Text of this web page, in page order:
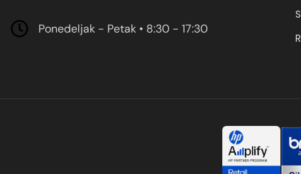
Ponedeljak - Petak • 8:30 - 17:30